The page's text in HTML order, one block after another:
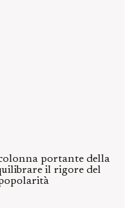
portante della
il rigore del